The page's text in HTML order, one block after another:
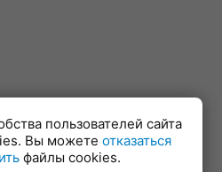
пользователей сайта
Вы можете отказаться
файлы cookies.